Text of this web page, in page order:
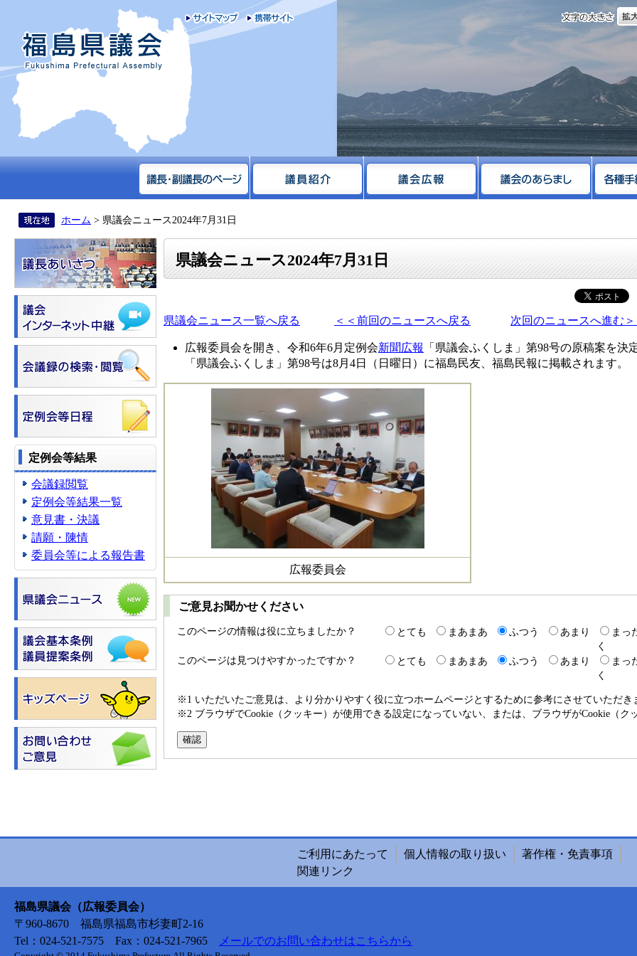
福島県議会
サイトマップ携帯サイト 文
ホーム > 県議会ニュース2024年7月31日
定例会等結果
会議録閲覧
定例会等結果一覧
意見書・決議
請願・陳情
委員会等による報告書
県議会ニュース2024年7月31日
県議会ニュース一覧へ戻る
＜＜前回のニュースへ戻る 次回のニュースへ進む＞
広報委員会を開き、令和6年6月定例会新聞広報
「県議会ふくしま」第98号の原稿案を決
「県議会ふくしま」第98号は8月4日（日曜日）に福島民友、福島民報に掲載されます。
広報委員会
ご意見お聞かせください
このページの情報は役に立ちましたか？ とても まあまあ ふつう あまり
まっ
く
このページは見つけやすかったですか？
とても まあまあ ふつう あまり
まっ
く
※1 いただいたご意見は、より分かりやすく役に立つホームページとするために参考にさせていただき
※2 ブラウザでCookie（クッキー）が使用できる設定になっていない、または、ブラウザがCookie（ク
ご利用にあたって 個人情報の取り扱い
著作権・免責事項
関連リンク
福島県議会（広報委員会）
〒960-8670 福島県福島市杉妻町2-16
Tel：024-521-7575 Fax：024-521-7965
メールでのお問い合わせはこちらから